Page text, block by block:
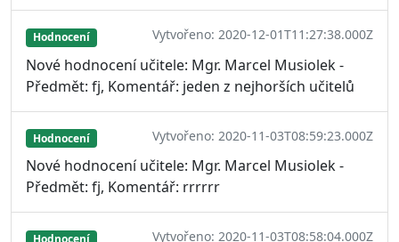
Hodnocení Vytvořeno: 2020-12-01T11:27:38.000Z
Nové hodnocení učitele: Mgr. Marcel Musiolek -
Předmět: fj, Komentář: jeden z nejhorších učitelů
Hodnocení Vytvořeno: 2020-11-03T08:59:23.000Z
Nové hodnocení učitele: Mgr. Marcel Musiolek -
Předmět: fj, Komentář: rrrrrr
Hodnocení Vytvořeno: 2020-11-03T08:58:04.000Z